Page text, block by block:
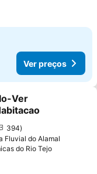
Ver preços
aos favoritos
Ver
394
Fluvial do Alamal
do Rio Tejo